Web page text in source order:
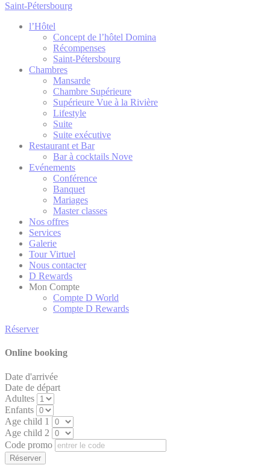
Statistiques
Les cookies de ce type sont utilisés pour collecter des
informations sur le parcours de navigation de l'utilisateur
dans le but d'analyser les statistiques de manière agrégée
afin d'améliorer le site internet.
Nom Fournisseur
_gid
Google
Analytics
_ga
_ga
Google
Analytics
enhance the website
performance and
_gid
Google
Analytics
Marketing et publicités
Les cookies marketing seront principalement utilisés par
des tiers pour créer un profil d'utilisateur afin de suivre son
comportement et ses habitudes sur le Web à des fins de
Saint-Pétersbourg
l’Hôtel
Concept de l’hôtel Domina
Récompenses
Saint-Pétersbourg
Chambres
Mansarde
Chambre Supérieure
Supérieure Vue à la Rivière
Lifestyle
Suite
Suite exécutive
Restaurant et Bar
Bar à cocktails Nove
Evénements
Conférence
Banquet
Mariages
Master classes
Nos offres
Services
Galerie
Tour Virtuel
Nous contacter
D Rewards
Mon Compte
Compte D World
Compte D Rewards
Réserver
Online booking
Date d'arrivée
Date de départ
Adultes
Enfants
Age child 1
Age child 2
Code promo